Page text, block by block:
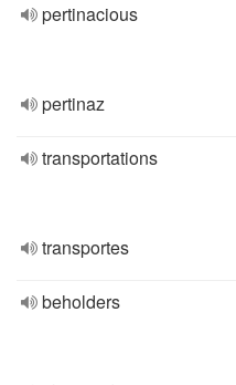
pertinacious
pertinaz
transportations
transportes
beholders